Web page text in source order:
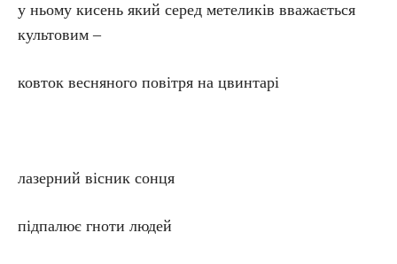
у ньому кисень який серед метеликів вважається
культовим –
ковток весняного повітря на цвинтарі
лазерний вісник сонця
підпалює гноти людей